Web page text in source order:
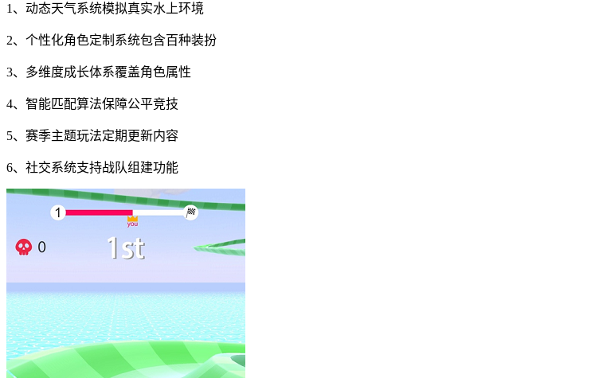
1、动态天气系统模拟真实水上环境
2、个性化角色定制系统包含百种装扮
3、多维度成长体系覆盖角色属性
4、智能匹配算法保障公平竞技
5、赛季主题玩法定期更新内容
6、社交系统支持战队组建功能